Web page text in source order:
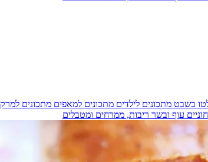
בשבט מתכונים לילדים מתכונים למאפים מתכונים למרק
עוף ובשר ריבות, ממרחים ומטבלים